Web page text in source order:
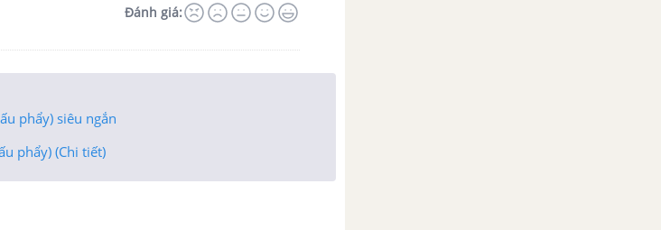
Đánh giá:
phẩy) siêu ngắn
phẩy) (Chi tiết)